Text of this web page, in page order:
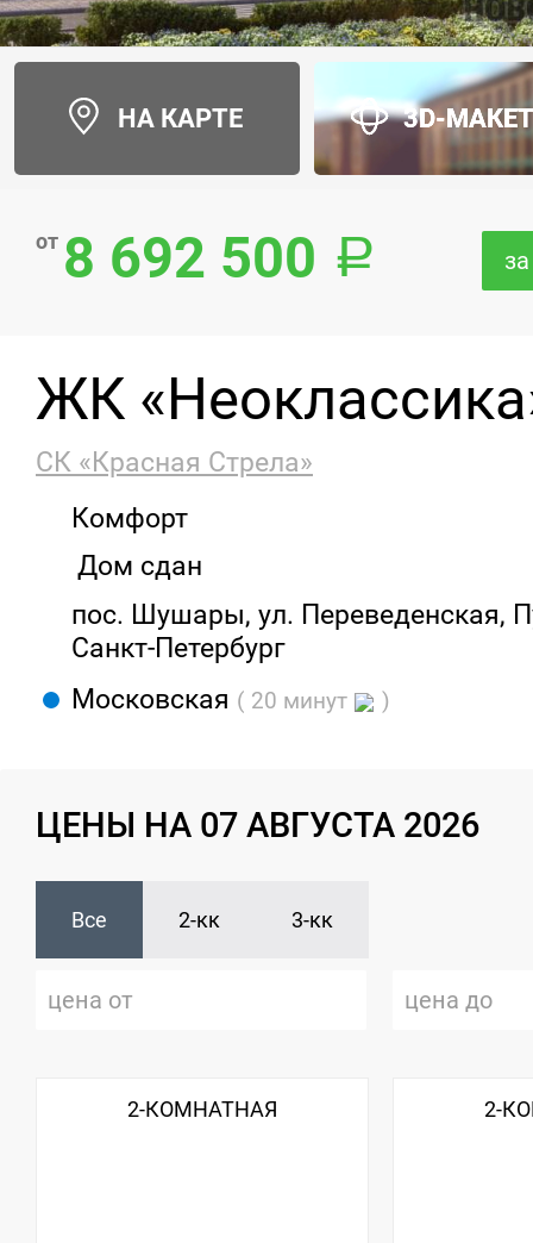
НА КАРТЕ 3D-
от 8 692 500
ЖК
СК «Красная Стрела»
Комфорт
Дом сдан
пос. Шушары, ул. Переведенская,
Санкт-Петербург
Московская ( 20 минут )
ЦЕНЫ НА 07 АВГУСТА 2026
Все 2-кк 3-кк
2-КОМНАТНАЯ 2-